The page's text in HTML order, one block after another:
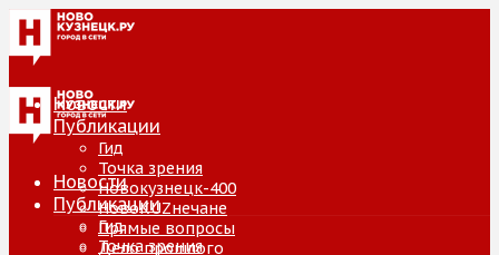
Новости
Публикации
Гид
Точка зрения
Новокузнецк-400
НовоKUZнечане
Прямые вопросы
Дело прошлого
Новости
Публикации
Гид
Точка зрения